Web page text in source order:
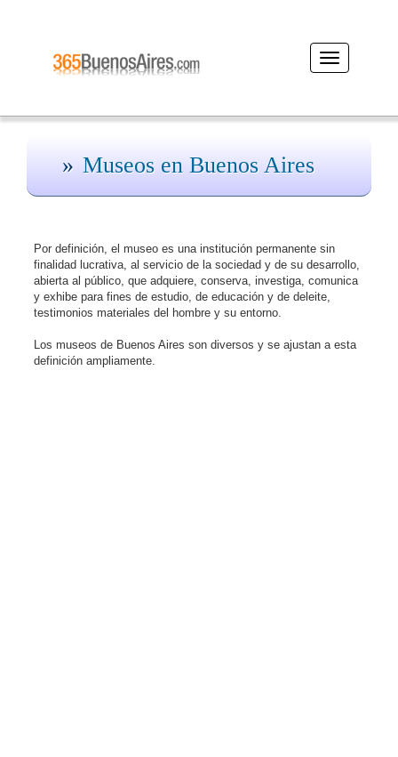
Desplegar
navegación
Museos en Buenos Aires
Por definición, el museo es una institución permanente sin
finalidad lucrativa, al servicio de la sociedad y de su desarrollo,
abierta al público, que adquiere, conserva, investiga, comunica
y exhibe para fines de estudio, de educación y de deleite,
testimonios materiales del hombre y su entorno.
Los museos de Buenos Aires son diversos y se ajustan a esta
definición ampliamente.